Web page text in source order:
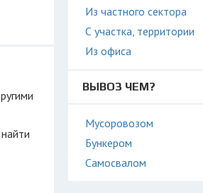
Из частного сектора
С участка, территории
Из офиса
ВЫВОЗ ЧЕМ?
Мусоровозом
Бункером
Самосвалом